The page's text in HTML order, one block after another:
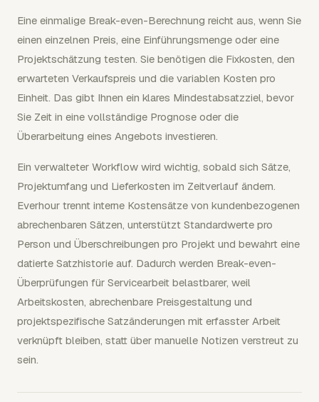
Eine einmalige Break-even-Berechnung reicht aus, wenn Sie
einen einzelnen Preis, eine Einführungsmenge oder eine
Projektschätzung testen. Sie benötigen die Fixkosten, den
erwarteten Verkaufspreis und die variablen Kosten pro
Einheit. Das gibt Ihnen ein klares Mindestabsatzziel, bevor
Sie Zeit in eine vollständige Prognose oder die
Überarbeitung eines Angebots investieren.
Ein verwalteter Workflow wird wichtig, sobald sich Sätze,
Projektumfang und Lieferkosten im Zeitverlauf ändern.
Everhour trennt interne Kostensätze von kundenbezogenen
abrechenbaren Sätzen, unterstützt Standardwerte pro
Person und Überschreibungen pro Projekt und bewahrt eine
datierte Satzhistorie auf. Dadurch werden Break-even-
Überprüfungen für Servicearbeit belastbarer, weil
Arbeitskosten, abrechenbare Preisgestaltung und
projektspezifische Satzänderungen mit erfasster Arbeit
verknüpft bleiben, statt über manuelle Notizen verstreut zu
sein.